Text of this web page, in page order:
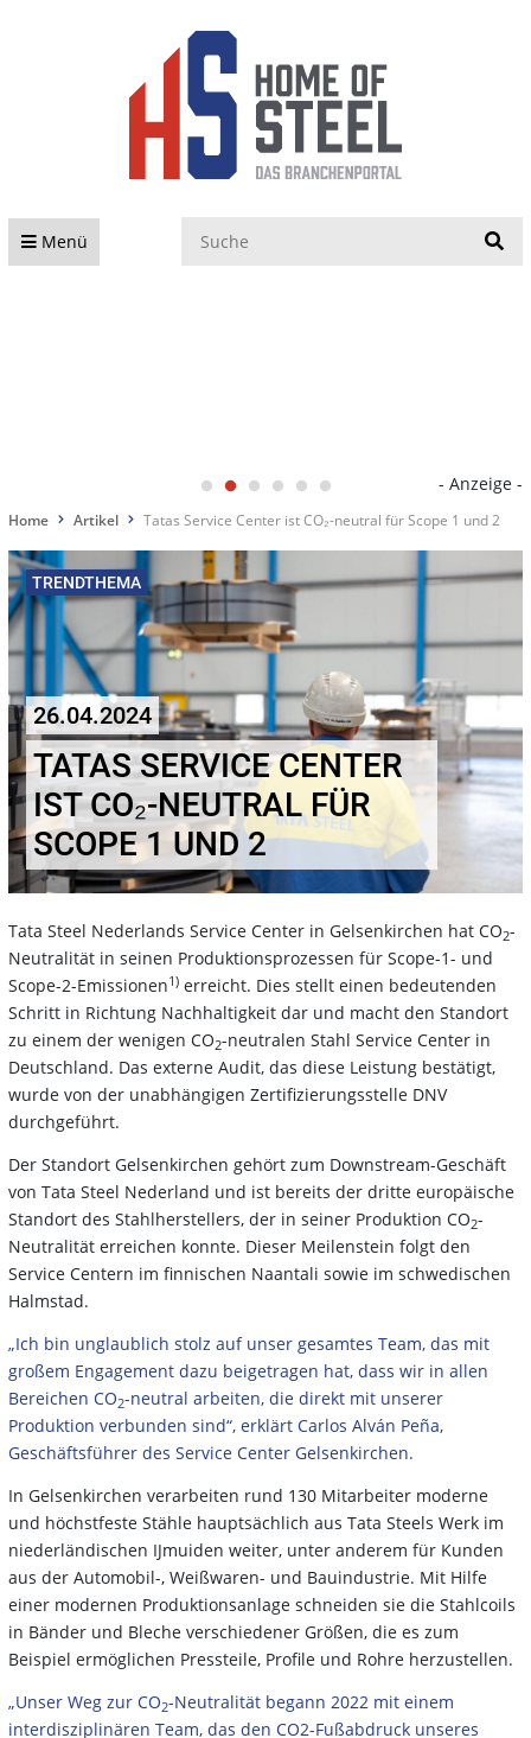
Menü
- Anzeige -
Home Artikel Tatas Service Center ist CO₂-neutral für Scope 1 und 2
TRENDTHEMA
26.04.2024
TATAS SERVICE CENTER
IST CO₂-NEUTRAL FÜR
SCOPE 1 UND 2
Tata Steel Nederlands Service Center in Gelsenkirchen hat CO2-
Neutralität in seinen Produktionsprozessen für Scope-1- und
Scope-2-Emissionen1) erreicht. Dies stellt einen bedeutenden
Schritt in Richtung Nachhaltigkeit dar und macht den Standort
zu einem der wenigen CO2-neutralen Stahl Service Center in
Deutschland. Das externe Audit, das diese Leistung bestätigt,
wurde von der unabhängigen Zertifizierungsstelle DNV
durchgeführt.
Der Standort Gelsenkirchen gehört zum Downstream-Geschäft
von Tata Steel Nederland und ist bereits der dritte europäische
Standort des Stahlherstellers, der in seiner Produktion CO2-
Neutralität erreichen konnte. Dieser Meilenstein folgt den
Service Centern im finnischen Naantali sowie im schwedischen
Halmstad.
„Ich bin unglaublich stolz auf unser gesamtes Team, das mit
großem Engagement dazu beigetragen hat, dass wir in allen
Bereichen CO2-neutral arbeiten, die direkt mit unserer
Produktion verbunden sind“, erklärt Carlos Alván Peña,
Geschäftsführer des Service Center Gelsenkirchen.
In Gelsenkirchen verarbeiten rund 130 Mitarbeiter moderne
und höchstfeste Stähle hauptsächlich aus Tata Steels Werk im
niederländischen IJmuiden weiter, unter anderem für Kunden
aus der Automobil-, Weißwaren- und Bauindustrie. Mit Hilfe
einer modernen Produktionsanlage schneiden sie die Stahlcoils
in Bänder und Bleche verschiedener Größen, die es zum
Beispiel ermöglichen Pressteile, Profile und Rohre herzustellen.
„Unser Weg zur CO2-Neutralität begann 2022 mit einem
interdisziplinären Team, das den CO2-Fußabdruck unseres